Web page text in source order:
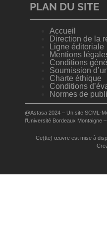
PLAN DU SITE
Accueil
Direction de la
Ligne éditoriale
Mentions
Conditions
Soumission
Charte éthique
Conditions
Normes de
@Astasa 2024 – Un site SCML-
l’Université Bordeaux Montaigne
Ce(tte) œuvre est mise à